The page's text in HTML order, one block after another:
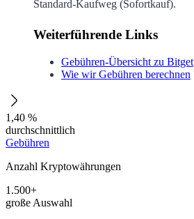
Standard-Kaufweg (Sofortkauf).
Weiterführende Links
Gebühren-Übersicht zu Bitget
Wie wir Gebühren berechnen
1,40 %
durchschnittlich
Gebühren
Anzahl Kryptowährungen
1.500+
große Auswahl